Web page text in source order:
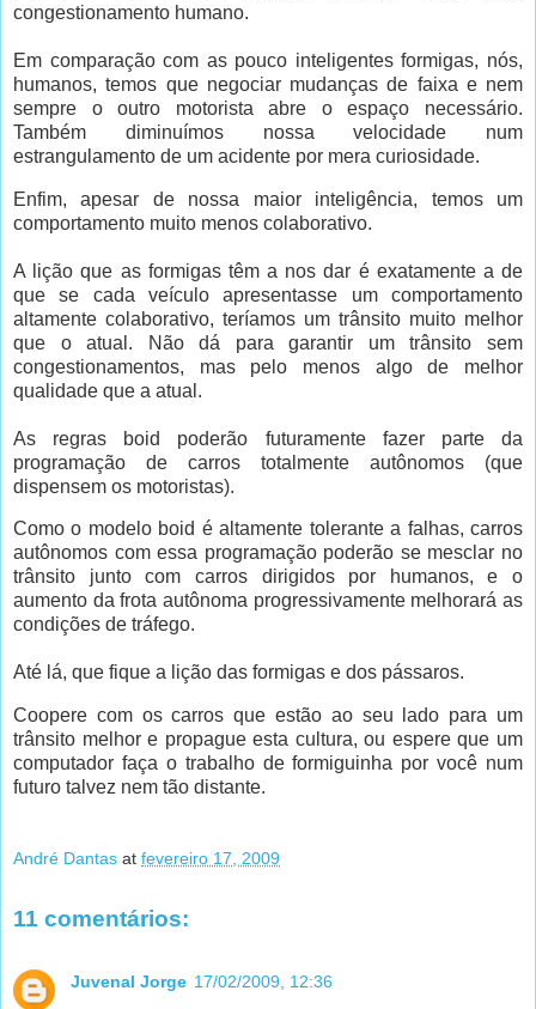
congestionamento humano.
Em comparação com as pouco inteligentes formigas, nós,
humanos, temos que negociar mudanças de faixa e nem
sempre o outro motorista abre o espaço necessário.
Também diminuímos nossa velocidade num
estrangulamento de um acidente por mera curiosidade.
Enfim, apesar de nossa maior inteligência, temos um
comportamento muito menos colaborativo.
A lição que as formigas têm a nos dar é exatamente a de
que se cada veículo apresentasse um comportamento
altamente colaborativo, teríamos um trânsito muito melhor
que o atual. Não dá para garantir um trânsito sem
congestionamentos, mas pelo menos algo de melhor
qualidade que a atual.
As regras boid poderão futuramente fazer parte da
programação de carros totalmente autônomos (que
dispensem os motoristas).
Como o modelo boid é altamente tolerante a falhas, carros
autônomos com essa programação poderão se mesclar no
trânsito junto com carros dirigidos por humanos, e o
aumento da frota autônoma progressivamente melhorará as
condições de tráfego.
Até lá, que fique a lição das formigas e dos pássaros.
Coopere com os carros que estão ao seu lado para um
trânsito melhor e propague esta cultura, ou espere que um
computador faça o trabalho de formiguinha por você num
futuro talvez nem tão distante.
André Dantas at fevereiro 17, 2009
11 comentários:
Juvenal Jorge 17/02/2009, 12:36